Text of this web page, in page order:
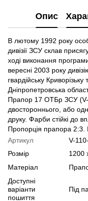
Опис
В лютому 1992 року
дивізії ЗСУ склав
ході виконання
вересні 2003 року
гвардійську
Дніпропетровська
Прапор 17 ОТБр ЗСУ (V-
двостороннього, або
друку. Фарби стійкі до
Пропорція прапора 2:3.
Артикул
V-
Розмір
1200
Матеріал
Доступні
варіанти
пошиття
Під